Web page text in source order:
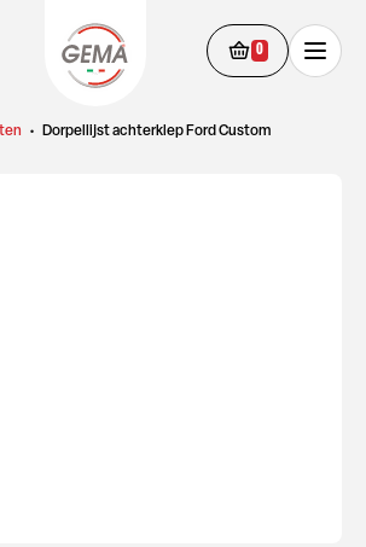
0
• Dorpellijst achterklep Ford Custom